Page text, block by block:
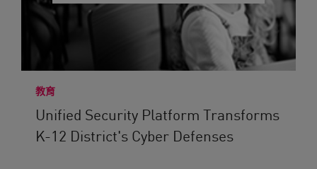
教育
Unified Security Platform Transforms
K-12 District's Cyber Defenses